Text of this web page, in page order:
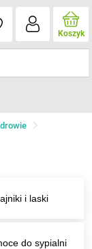
Koszyk
i laski
do sypialni